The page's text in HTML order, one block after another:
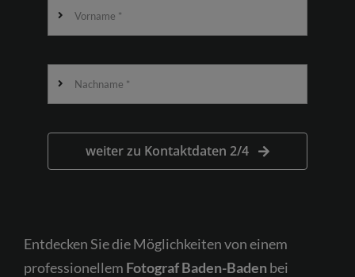
Kostenfreie Erstberatung
weiter zu Kontaktdaten 2/4
Entdecken Sie die Möglichkeiten von einem
professionellem Fotograf Baden-Badenbei